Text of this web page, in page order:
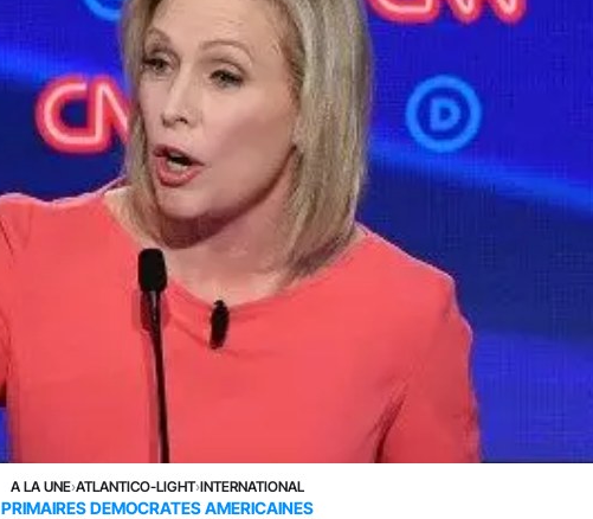
A LA UNE›ATLANTICO-LIGHT›INTERNATIONAL
PRIMAIRES DEMOCRATES AMERICAINES